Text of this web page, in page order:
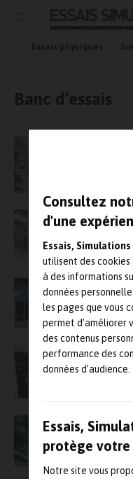
Consultez
d'une
Essais, Simulations
utilisent des
à des informations
données
les pages que vous
permet d’améliorer
des contenus
performance des
données d’audience.
Essais,
protège votre
Notre site vous
Essais physiques
Banc d’essais
Le
VIDÉO
Un